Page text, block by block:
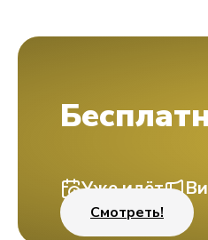
Уже идёт
Смотреть!